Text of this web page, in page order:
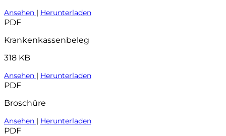
Ansehen | Herunterladen
PDF
Krankenkassenbeleg
318 KB
Ansehen | Herunterladen
PDF
Broschüre
Ansehen | Herunterladen
PDF